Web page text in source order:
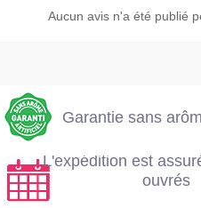
Aucun avis n'a été publié
Garantie
Garantie sans
L'expédition est
ouvrés